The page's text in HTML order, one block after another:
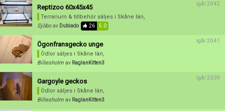
Reptizoo 60x45x45
Terrarium & tillbehör säljes i Skåne län,
Sjöbo av Dubiado 26 5.0
igår 20:42
Ögonfransgecko unge
Ödlor säljes i Skåne län,
Billesholm av RaglanKitten3
igår 20:41
Gargoyle geckos
Ödlor säljes i Skåne län,
Billesholm av RaglanKitten3
igår 20:39